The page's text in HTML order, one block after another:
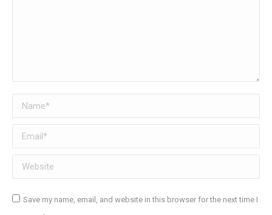
Name *
Email *
Website
Save my name, email, and website in this browser for the next time I